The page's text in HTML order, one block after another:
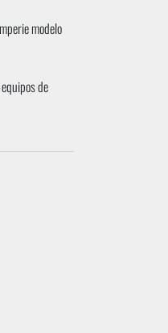
modelo
de